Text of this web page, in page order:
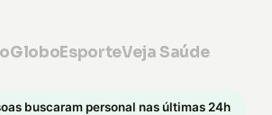
GloboEsporteVeja Saúde
buscaram personal nas últimas 24h